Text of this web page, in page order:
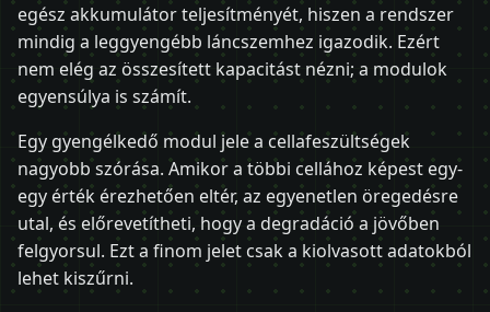
egész akkumulátor teljesítményét, hiszen a rendszer
mindig a leggyengébb láncszemhez igazodik. Ezért
nem elég az összesített kapacitást nézni; a modulok
egyensúlya is számít.
Egy gyengélkedő modul jele a cellafeszültségek
nagyobb szórása. Amikor a többi cellához képest egy-
egy érték érezhetően eltér, az egyenetlen öregedésre
utal, és előrevetítheti, hogy a degradáció a jövőben
felgyorsul. Ezt a finom jelet csak a kiolvasott adatokból
lehet kiszűrni.